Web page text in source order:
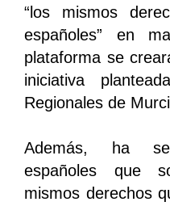
“los mismos
españoles” en
plataforma se
iniciativa
Regionales de
Además, ha
españoles que
mismos derechos